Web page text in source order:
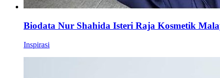
Biodata Nur Shahida Isteri Raja Kosmetik
Inspirasi